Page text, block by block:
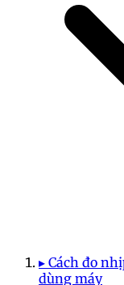
▸ Cách đo
dùng máy